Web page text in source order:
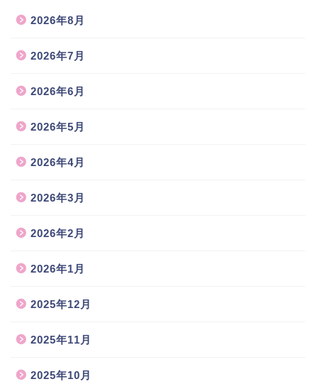
2026年8月
2026年7月
2026年6月
2026年5月
2026年4月
2026年3月
2026年2月
2026年1月
2025年12月
2025年11月
2025年10月